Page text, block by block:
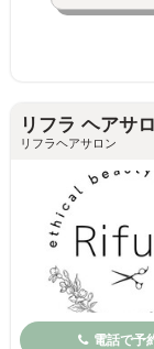
リフラ ヘアサ
リフラヘアサロン
電話で予